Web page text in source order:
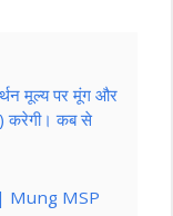
मूल्य पर मूंग और
करेगी। कब से
| Mung MSP